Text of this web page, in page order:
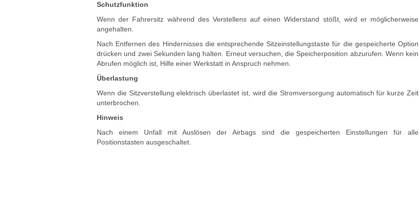
Schutzfunktion
Wenn der Fahrersitz während des Verstellens auf einen Widerstand stößt, wird er möglicherweise
angehalten.
Nach Entfernen des Hindernisses die entsprechende Sitzeinstellungstaste für die gespeicherte Option
drücken und zwei Sekunden lang halten. Erneut versuchen, die Speicherposition abzurufen. Wenn kein
Abrufen möglich ist, Hilfe einer Werkstatt in Anspruch nehmen.
Überlastung
Wenn die Sitzverstellung elektrisch überlastet ist, wird die Stromversorgung automatisch für kurze Zeit
unterbrochen.
Hinweis
Nach einem Unfall mit Auslösen der Airbags sind die gespeicherten Einstellungen für alle
Positionstasten ausgeschaltet.